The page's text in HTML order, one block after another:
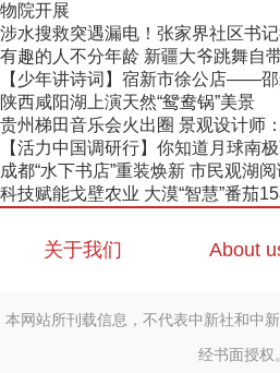
物院开展
涉水搜救突遇漏电！张家界社区书
有趣的人不分年龄 新疆大爷跳舞自
【少年讲诗词】宿新市徐公店——邵
陕西咸阳湖上演天然“鸳鸯锅”美景
贵州梯田音乐会火出圈 景观设计师
【活力中国调研行】你知道月球南
成都“水下书店”重装焕新 市民观湖
科技赋能戈壁农业 大漠“智慧”番茄
关于我们 About
本网站所刊载信息，不代表中新社和中
经书面授权。